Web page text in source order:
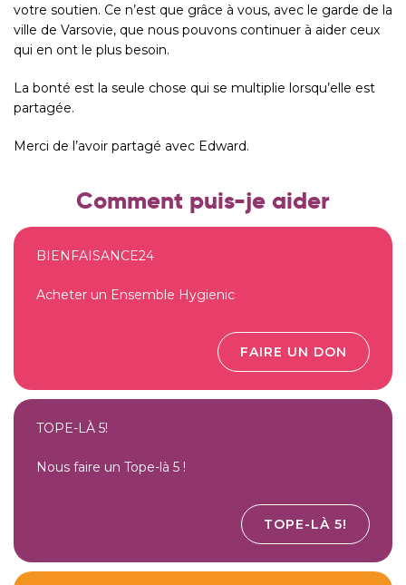
votre soutien. Ce n’est que grâce à vous, avec le garde de la
ville de Varsovie, que nous pouvons continuer à aider ceux
qui en ont le plus besoin.
La bonté est la seule chose qui se multiplie lorsqu’elle est
partagée.
Merci de l’avoir partagé avec Edward.
Comment puis-je aider
BIENFAISANCE24
Acheter un Ensemble Hygienic
FAIRE UN DON
TOPE-LÀ 5!
Nous faire un Tope-là 5 !
TOPE-LÀ 5!